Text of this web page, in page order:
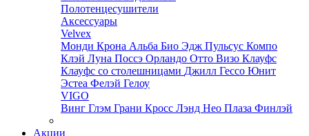
Полотенцесушители
Аксессуары
Velvex
Монди Крона Альба Био Эдж Пульсус Компо
Клэй Луна Поссэ Орландо Отто Визо Клауфс
Клауфс со столешницами Джилл Гессо Юнит
Эстеа Фелэй Гелоу
VIGO
Винг Глэм Грани Кросс Лэнд Нео Плаза Финлэй
Акции